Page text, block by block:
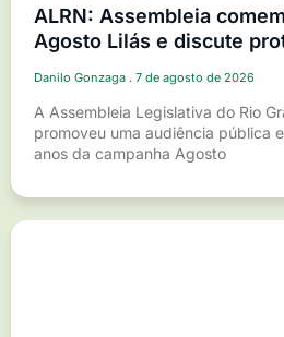
ALRN: Assembleia
Agosto Lilás e discute
Danilo Gonzaga 7 de agosto de 2026
A Assembleia Legislativa do Rio
promoveu uma audiência pública
anos da campanha Agosto